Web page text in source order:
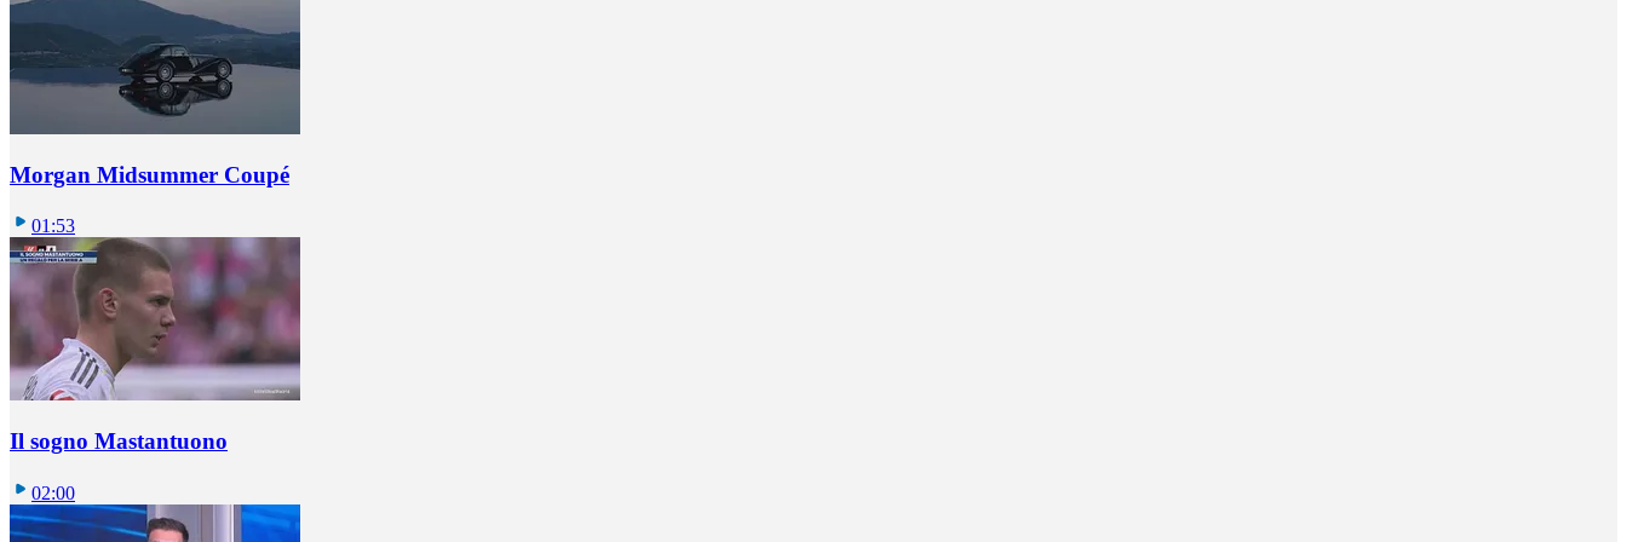
Morgan Midsummer Coupé
01:53
Il sogno Mastantuono
02:00